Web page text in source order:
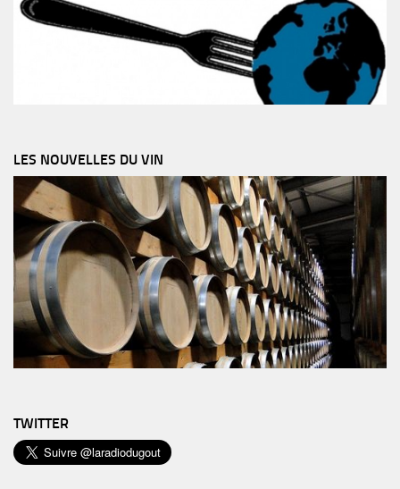
LES NOUVELLES DU VIN
TWITTER